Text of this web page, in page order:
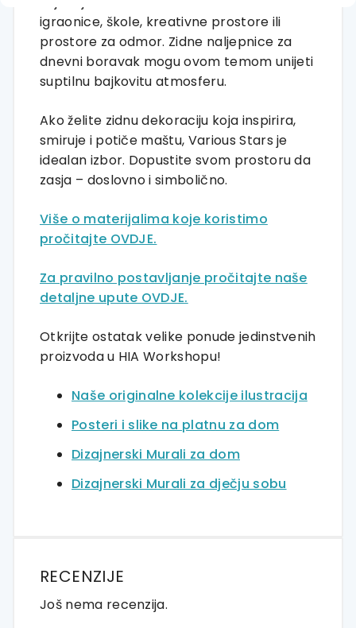
igraonice, škole, kreativne prostore ili
prostore za odmor. Zidne naljepnice za
dnevni boravak mogu ovom temom unijeti
suptilnu bajkovitu atmosferu.
Ako želite zidnu dekoraciju koja inspirira,
smiruje i potiče maštu, Various Stars je
idealan izbor. Dopustite svom prostoru da
zasja – doslovno i simbolično.
Više o materijalima koje koristimo
pročitajte OVDJE.
Za pravilno postavljanje pročitajte naše
detaljne upute OVDJE.
Otkrijte ostatak velike ponude jedinstvenih
proizvoda u HIA Workshopu!
Naše originalne kolekcije ilustracija
Posteri i slike na platnu za dom
Dizajnerski Murali za dom
Dizajnerski Murali za dječju sobu
RECENZIJE
Još nema recenzija.